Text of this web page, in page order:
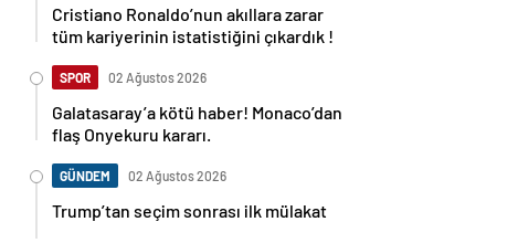
Cristiano Ronaldo’nun akıllara zarar
tüm kariyerinin istatistiğini çıkardık !
SPOR 02 Ağustos 2026
Galatasaray’a kötü haber! Monaco’dan
flaş Onyekuru kararı.
GÜNDEM 02 Ağustos 2026
Trump’tan seçim sonrası ilk mülakat